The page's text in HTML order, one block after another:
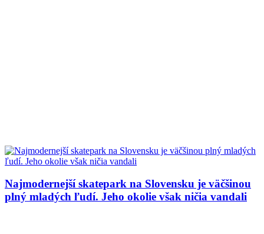
Najmodernejší skatepark na Slovensku je väčšinou
plný mladých ľudí. Jeho okolie však ničia vandali